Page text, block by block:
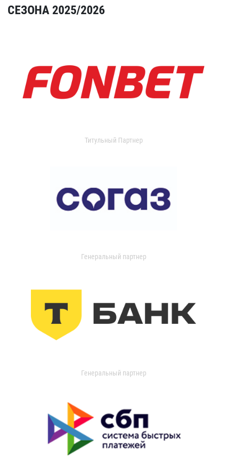
СЕЗОНА 2025/2026
Титульный Партнер
Генеральный партнер
Генеральный партнер